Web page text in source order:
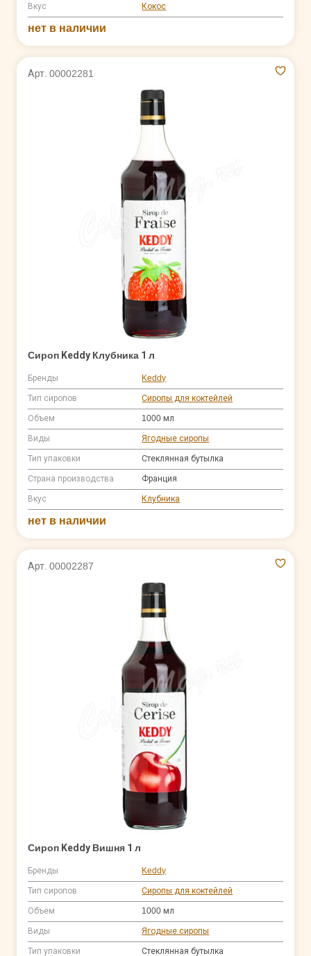
Вкус Кокос
нет в наличии
Арт. 00002281
Сироп Keddy Клубника 1 л
Бренды Keddy
Тип сиропов Сиропы для коктейлей
Объем 1000 мл
Виды Ягодные сиропы
Тип упаковки Стеклянная бутылка
Страна производства Франция
Вкус Клубника
нет в наличии
Арт. 00002287
Сироп Keddy Вишня 1 л
Бренды Keddy
Тип сиропов Сиропы для коктейлей
Объем 1000 мл
Виды Ягодные сиропы
Тип упаковки Стеклянная бутылка